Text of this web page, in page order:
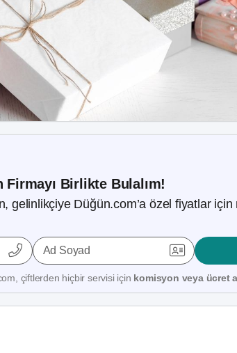
Firmayı Birlikte Bulalım!
gelinlikçiye Düğün.com’a özel fiyatlar için
Ad Soyad
çiftlerden hiçbir servisi için komisyon veya ücret